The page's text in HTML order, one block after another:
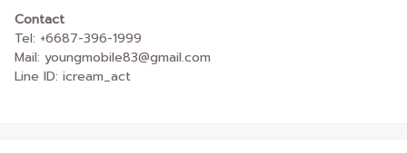
Contact
Tel: +6687-396-1999
Mail: youngmobile83@gmail.com
Line ID: icream_act